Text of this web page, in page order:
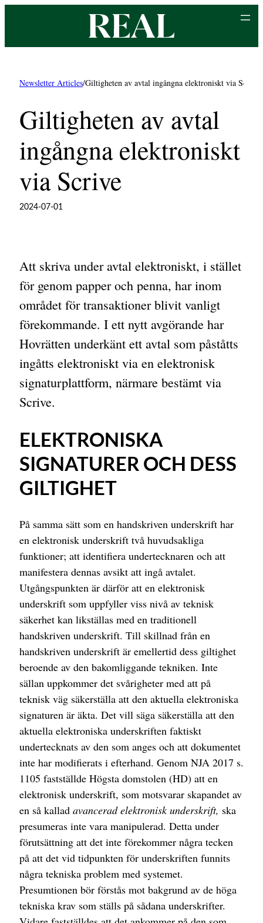
innehåll
Newsletter Articles/Giltigheten av avtal ingångna elektroniskt via Scrive
Giltigheten av avtal
ingångna elektroniskt
via Scrive
2024-07-01
Att skriva under avtal elektroniskt, i stället
för genom papper och penna, har inom
området för transaktioner blivit vanligt
förekommande. I ett nytt avgörande har
Hovrätten underkänt ett avtal som påståtts
ingåtts elektroniskt via en elektronisk
signaturplattform, närmare bestämt via
Scrive.
ELEKTRONISKA
SIGNATURER OCH DESS
GILTIGHET
På samma sätt som en handskriven underskrift har
en elektronisk underskrift två huvudsakliga
funktioner; att identifiera undertecknaren och att
manifestera dennas avsikt att ingå avtalet.
Utgångspunkten är därför att en elektronisk
underskrift som uppfyller viss nivå av teknisk
säkerhet kan likställas med en traditionell
handskriven underskrift. Till skillnad från en
handskriven underskrift är emellertid dess giltighet
beroende av den bakomliggande tekniken. Inte
sällan uppkommer det svårigheter med att på
teknisk väg säkerställa att den aktuella elektroniska
signaturen är äkta. Det vill säga säkerställa att den
aktuella elektroniska underskriften faktiskt
undertecknats av den som anges och att dokumentet
inte har modifierats i efterhand. Genom NJA 2017 s.
1105 fastställde Högsta domstolen (HD) att en
elektronisk underskrift, som motsvarar skapandet av
en så kallad avancerad elektronisk underskrift, ska
presumeras inte vara manipulerad. Detta under
förutsättning att det inte förekommer några tecken
på att det vid tidpunkten för underskriften funnits
några tekniska problem med systemet.
Presumtionen bör förstås mot bakgrund av de höga
tekniska krav som ställs på sådana underskrifter.